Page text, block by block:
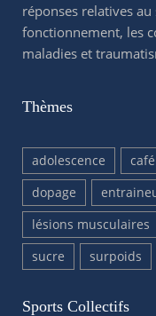
réponses relatives
fonctionnement, les
maladies et
Thèmes
adolescence café
dopage
lésions musculaires
sucre
surpoids
Sports Collectifs